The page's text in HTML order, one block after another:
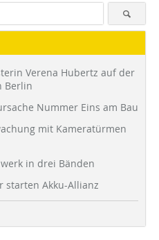
Verena Hubertz auf der
Berlin
Nummer Eins am Bau
mit Kameratürmen
in drei Bänden
starten Akku-Allianz